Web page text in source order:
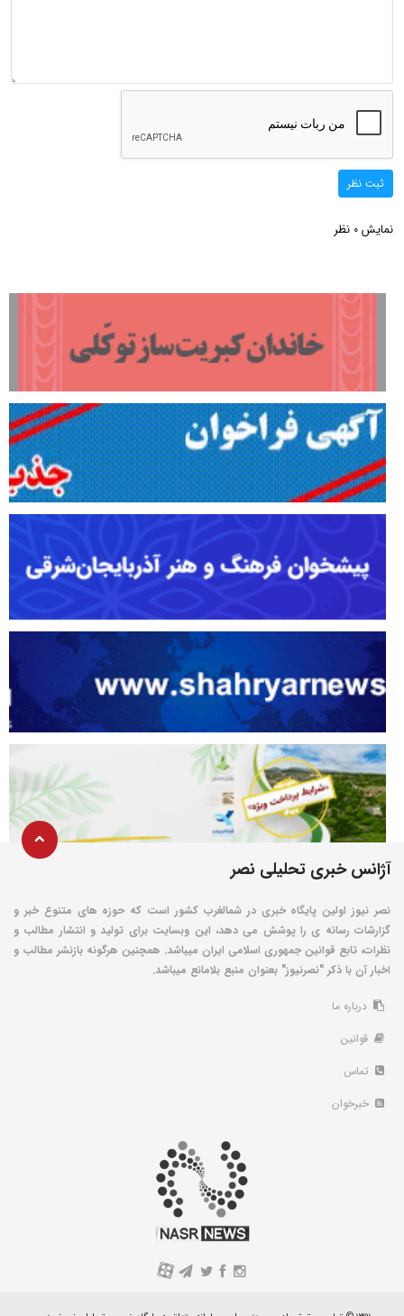
ثبت نظر
نمایش 0 نظر
آژانس خبری تحلیلی نصر
نصر نیوز اولین پایگاه خبری در شمالغرب کشور است که حوزه های متنوع خبر و
گزارشات رسانه ی را پوشش می دهد، این وبسایت برای تولید و انتشار مطالب و
نظرات، تابع قوانین جمهوری اسلامی ایران میباشد. همچنین هرگونه بازنشر مطالب و
اخبار آن با ذکر "نصرنیوز" بعنوان منبع بلامانع میباشد.
درباره ما
قوانین
تماس
خبرخوان
A